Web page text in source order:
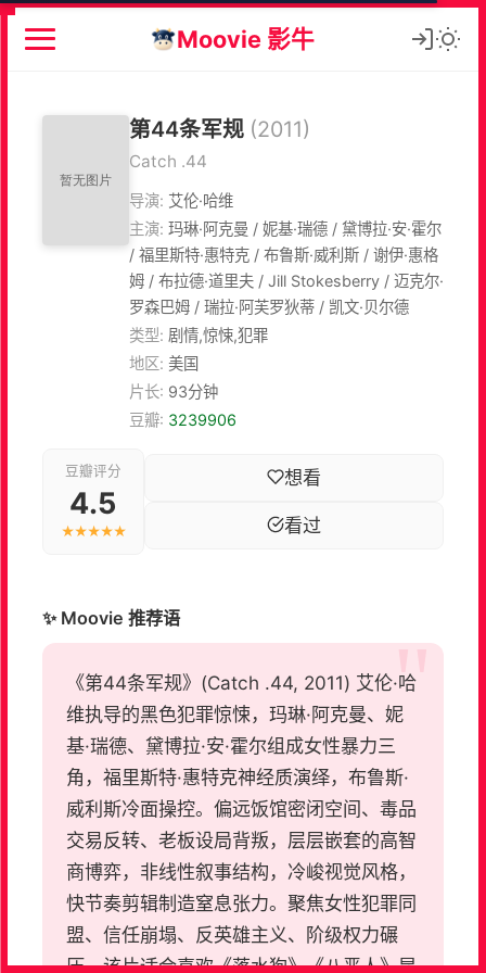
Moovie 影牛
第44条军规 (2011)
Catch .44
导演: 艾伦·哈维
主演: 玛琳·阿克曼 / 妮基·瑞德 / 黛博拉·安·霍尔
/ 福里斯特·惠特克 / 布鲁斯·威利斯 / 谢伊·惠格
姆 / 布拉德·道里夫 / Jill Stokesberry / 迈克尔·
罗森巴姆 / 瑞拉·阿芙罗狄蒂 / 凯文·贝尔德
类型: 剧情,惊悚,犯罪
地区: 美国
片长: 93分钟
豆瓣: 3239906
豆瓣评分
4.5
★★★★★
想看
看过
✨ Moovie 推荐语
《第44条军规》(Catch .44, 2011) 艾伦·哈
维执导的黑色犯罪惊悚，玛琳·阿克曼、妮
基·瑞德、黛博拉·安·霍尔组成女性暴力三
角，福里斯特·惠特克神经质演绎，布鲁斯·
威利斯冷面操控。偏远饭馆密闭空间、毒品
交易反转、老板设局背叛，层层嵌套的高智
商博弈，非线性叙事结构，冷峻视觉风格，
快节奏剪辑制造窒息张力。聚焦女性犯罪同
盟、信任崩塌、反英雄主义、阶级权力碾
压。该片适合喜欢《落水狗》《八恶人》昆